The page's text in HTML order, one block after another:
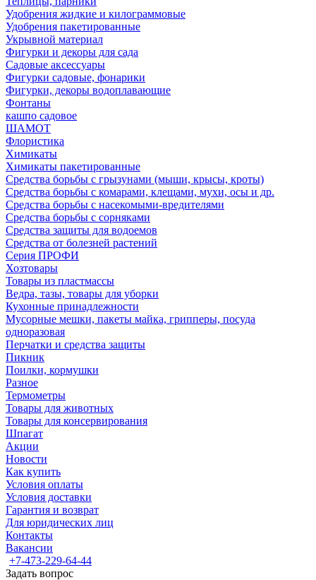
Удобрения жидкие и килограммовые
Удобрения пакетированные
Укрывной материал
Фигурки и декоры для сада
Садовые аксессуары
Фигурки садовые, фонарики
Фигурки, декоры водоплавающие
Фонтаны
кашпо садовое
ШАМОТ
Флористика
Химикаты
Химикаты пакетированные
Средства борьбы с грызунами (мыши, крысы, кроты)
Средства борьбы с комарами, клещами, мухи, осы и др.
Средства борьбы с насекомыми-вредителями
Средства борьбы с сорняками
Средства защиты для водоемов
Средства от болезней растений
Серия ПРОФИ
Хозтовары
Товары из пластмассы
Ведра, тазы, товары для уборки
Кухонные принадлежности
Мусорные мешки, пакеты майка, грипперы, посуда
одноразовая
Перчатки и средства защиты
Пикник
Поилки, кормушки
Разное
Термометры
Товары для животных
Товары для консервирования
Шпагат
Акции
Новости
Как купить
Условия оплаты
Условия доставки
Гарантия и возврат
Для юридических лиц
Контакты
Вакансии
+7-473-229-64-44
Задать вопрос